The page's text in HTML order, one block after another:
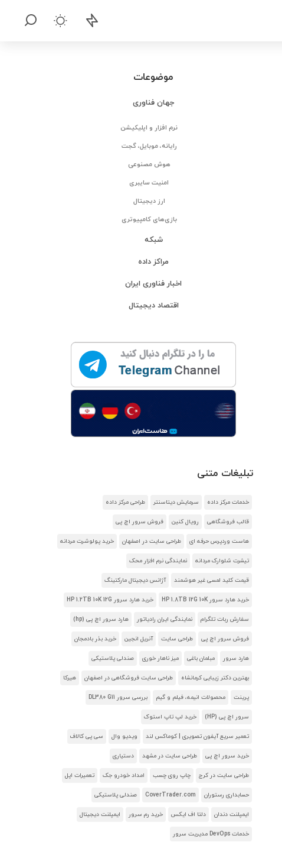
موضوعات
جهان فناوری
نرم افزار و اپلیکیشن
رایانه، موبایل، گجت
هوش مصنوعی
امنیت سایبری
ارز دیجیتال
بازی‌های کامپیوتری
شبکه
مراکز داده
اخبار فناوری ایران
اقتصاد دیجیتال
تبلیغات متنی
خدمات مرکز داده سرمایش دیتاسنتر طراحی مرکز داده
قالب فروشگاهی رویال کنین فروش سرور اچ پی
هاست وردپرس حرفه ای طراحی سایت در اصفهان خرید پولوشرت مردانه
تیشرت شلوارک مردانه نمایندگی نرم افزار محک
قیمت کلید لمسی غیر هوشمند آژانس دیجیتال مارکتینگ
خرید هارد سرور HP 1.8TB 12G 10K خرید هارد سرور HP 1.2TB 10K 12G
سفارش ربات تلگرام نمایندگی ایران رادیاتور هارد سرور اچ پی (hp)
فروش سرور اچ پی طراحی سایت آنریل انجین خرید بذر بادمجان
هارد سرور مبلمان باغی میز ناهار خوری صندلی پلاستیکی
بهترین دکتر زیبایی کرمانشاه طراحی سایت فروشگاهی در اصفهان هیرکا
پرینت محصولات انیمه، فیلم و گیم بررسی سرور DL380 G11
سرور اچ پی (HP) خرید لپ تاپ استوک
تعمیر سریع آیفون تصویری | کوماکس لند ویدیو وال سی پی کالاف
خرید سرور اچ پی طراحی سایت در مشهد دستیاری
طراحی سایت در کرج چاپ روی چسب امداد خودرو جک تعمیرات اپل
حسابداری رستوران CoverTrader.com صندلی پلاستیکی
ایمپلنت دندان دلتا اف ایکس خرید رم سرور ایمپلنت دیجیتال
خدمات DevOps مدیریت سرور